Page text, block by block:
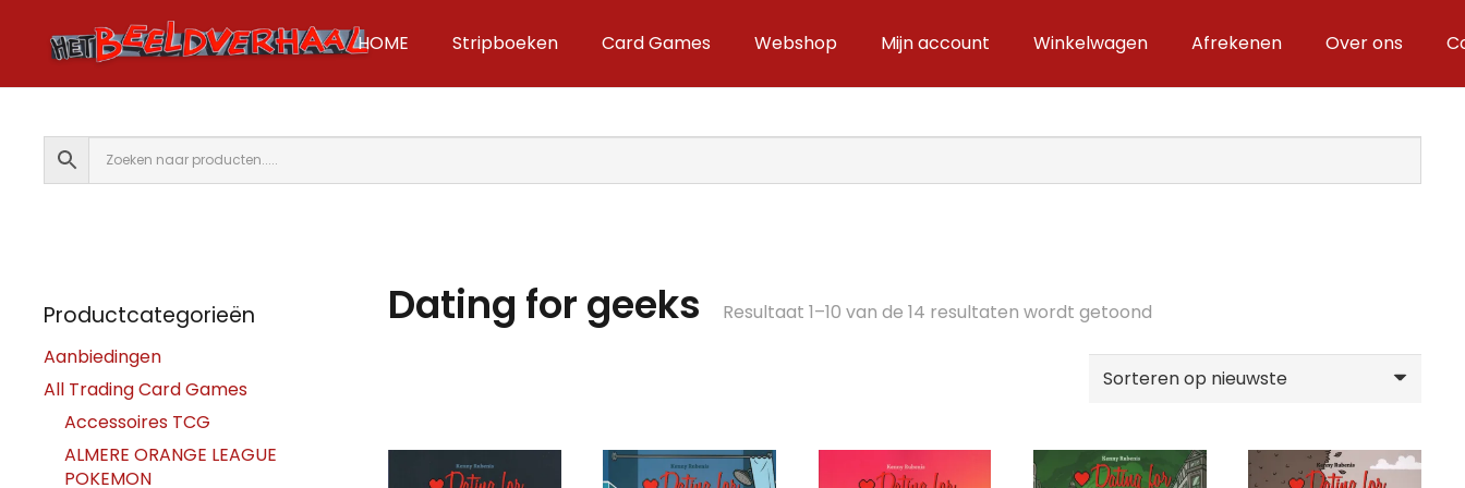
HOME Stripboeken Card Games Webshop Mijn account Winkelwagen Afrekenen Over ons
Dating for geeks Resultaat 1–10 van de 14 resultaten wordt getoondGesorteerd
nieuwste
Productcategorieën
Aanbiedingen
All Trading Card Games
Accessoires TCG
ALMERE ORANGE LEAGUE
POKEMON